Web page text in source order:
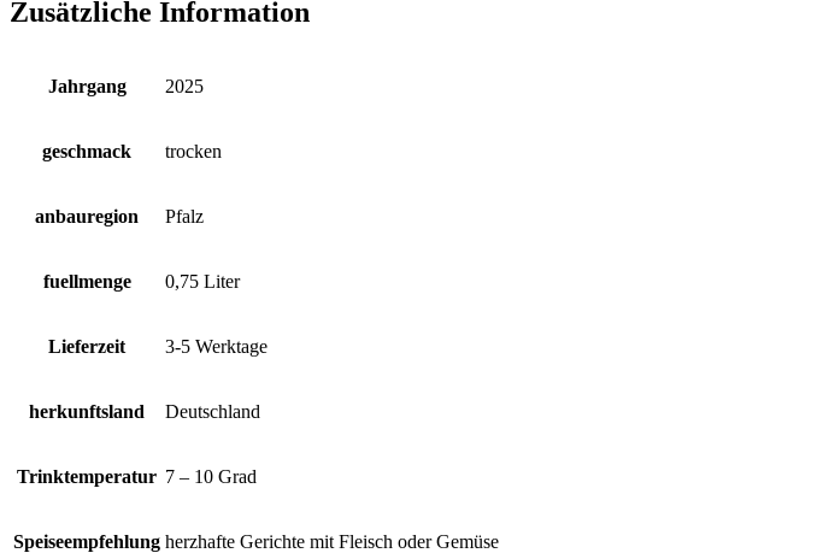
Zusätzliche Information
Jahrgang 2025
geschmack trocken
anbauregion Pfalz
fuellmenge 0,75 Liter
Lieferzeit 3-5 Werktage
herkunftsland Deutschland
Trinktemperatur 7 – 10 Grad
Speiseempfehlung herzhafte Gerichte mit Fleisch oder Gemüse